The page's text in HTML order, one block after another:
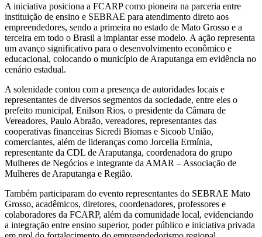
A iniciativa posiciona a FCARP como pioneira na parceria entre
instituição de ensino e SEBRAE para atendimento direto aos
empreendedores, sendo a primeira no estado de Mato Grosso e a
terceira em todo o Brasil a implantar esse modelo. A ação representa
um avanço significativo para o desenvolvimento econômico e
educacional, colocando o município de Araputanga em evidência no
cenário estadual.
A solenidade contou com a presença de autoridades locais e
representantes de diversos segmentos da sociedade, entre eles o
prefeito municipal, Enilson Rios, o presidente da Câmara de
Vereadores, Paulo Abraão, vereadores, representantes das
cooperativas financeiras Sicredi Biomas e Sicoob União,
comerciantes, além de lideranças como Jorcelia Ermínia,
representante da CDL de Araputanga, coordenadora do grupo
Mulheres de Negócios e integrante da AMAR – Associação de
Mulheres de Araputanga e Região.
Também participaram do evento representantes do SEBRAE Mato
Grosso, acadêmicos, diretores, coordenadores, professores e
colaboradores da FCARP, além da comunidade local, evidenciando
a integração entre ensino superior, poder público e iniciativa privada